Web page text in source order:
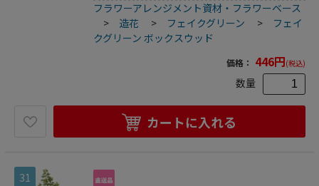
フラワーアレンジメント資材・フラワーベース
> 造花 > フェイクグリーン > フェイ
クグリーン ボックスウッド
価格： 446円(税込)
数量
カートに入れる
31